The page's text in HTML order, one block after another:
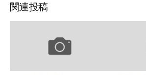
関連投稿